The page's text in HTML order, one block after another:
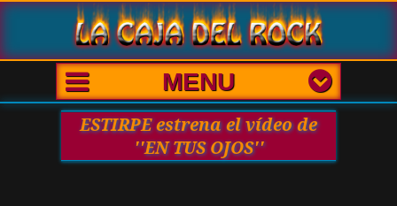
MENU
ESTIRPE estrena el vídeo de
''EN TUS OJOS''